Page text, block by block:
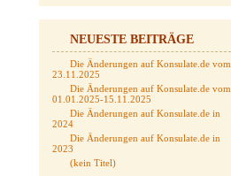
NEUESTE BEITRÄGE
Die Änderungen auf Konsulate.de vom
23.11.2025
Die Änderungen auf Konsulate.de vom
01.01.2025-15.11.2025
Die Änderungen auf Konsulate.de in
2024
Die Änderungen auf Konsulate.de in
2023
(kein Titel)